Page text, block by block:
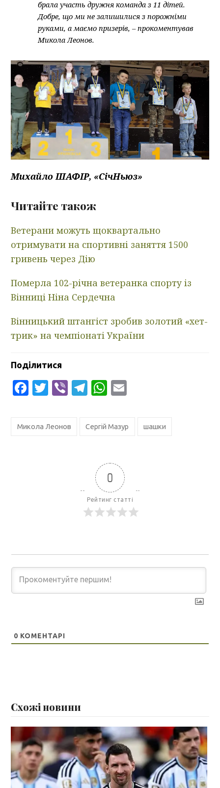
брала участь дружня команда з 11 дітей.
Добре, що ми не залишилися з порожніми
руками, а маємо призерів, – прокоментував
Микола Леонов.
Михайло ШАФІР, «СічНьюз»
Читайте також
Ветерани можуть щоквартально
отримувати на спортивні заняття 1500
гривень через Дію
Померла 102-річна ветеранка спорту із
Вінниці Ніна Сердечна
Вінницький штангіст зробив золотий «хет-
трик» на чемпіонаті України
Поділитися
Facebook
Twitter
ViberTelegram
WhatsApp
Микола Леонов Сергiй Мазур шашки
0
Рейтинг статті
0 КОМЕНТАРІ
Схожі новини